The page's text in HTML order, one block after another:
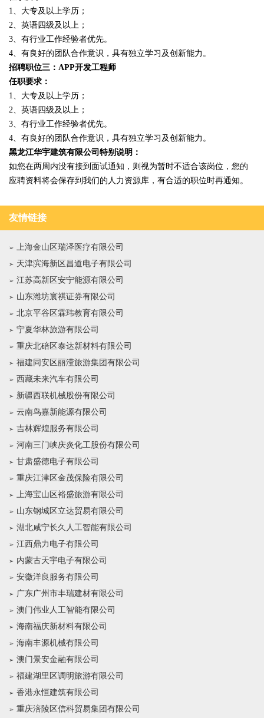
1、大专及以上学历；
2、英语四级及以上；
3、有行业工作经验者优先。
4、有良好的团队合作意识，具有独立学习及创新能力。
招聘职位三：APP开发工程师
任职要求：
1、大专及以上学历；
2、英语四级及以上；
3、有行业工作经验者优先。
4、有良好的团队合作意识，具有独立学习及创新能力。
黑龙江华宇建筑有限公司特别说明：
如您在两周内没有接到面试通知，则视为暂时不适合该岗位，您的
应聘资料将会保存到我们的人力资源库，有合适的职位时再通知。
友情链接
上海金山区瑞泽医疗有限公司
天津滨海新区昌道电子有限公司
江苏高新区安宁能源有限公司
山东潍坊寰祺证券有限公司
北京平谷区霖玮教育有限公司
宁夏华林旅游有限公司
重庆北碚区泰达新材料有限公司
福建同安区丽滢旅游集团有限公司
西藏未来汽车有限公司
新疆西联机械股份有限公司
云南鸟嘉新能源有限公司
吉林辉煌服务有限公司
河南三门峡庆炎化工股份有限公司
甘肃盛德电子有限公司
重庆江津区金茂保险有限公司
上海宝山区裕盛旅游有限公司
山东钢城区立达贸易有限公司
湖北咸宁长久人工智能有限公司
江西鼎力电子有限公司
内蒙古天宇电子有限公司
安徽洋良服务有限公司
广东广州市丰瑞建材有限公司
澳门伟业人工智能有限公司
海南福庆新材料有限公司
海南丰源机械有限公司
澳门景安金融有限公司
福建湖里区调明旅游有限公司
香港永恒建筑有限公司
重庆涪陵区信科贸易集团有限公司